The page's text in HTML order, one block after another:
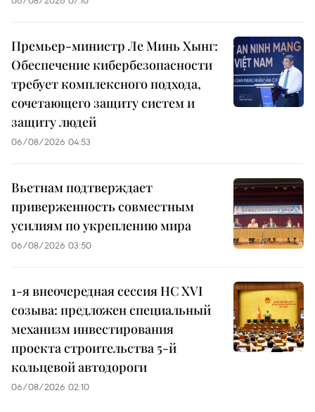
Премьер-министр Ле Минь Хынг:
Обеспечение кибербезопасности
требует комплексного подхода,
сочетающего защиту систем и
защиту людей
06/08/2026 04:53
Вьетнам подтверждает
приверженность совместным
усилиям по укреплению мира
06/08/2026 03:50
1-я внеочередная сессия НС XVI
созыва: предложен специальный
механизм инвестирования
проекта строительства 5-й
кольцевой автодороги
06/08/2026 02:10